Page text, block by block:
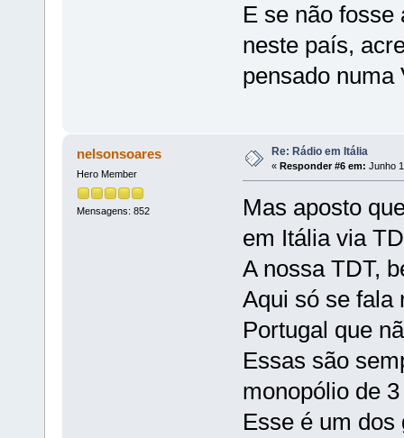
E se não
neste país,
pensado numa
nelsonsoares
Hero Member
Mensagens: 852
Re: Rádio em Itália
« Responder #6 em: Junho
Mas aposto
em Itália via
A nossa TDT,
Aqui só se fala
Portugal que
Essas são
monopólio de
Esse é um